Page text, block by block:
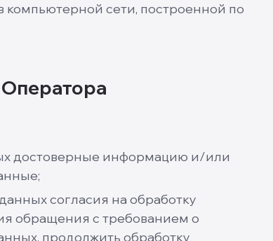
компьютерной сети, построенной по
достоверные информацию и/или
согласия на обработку
обращения с требованием о
продолжить обработку